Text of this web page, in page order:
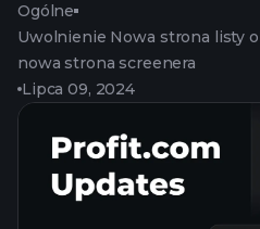
Ogólne
Uwolnienie Nowa strona listy
nowa strona screenera
Lipca 09, 2024